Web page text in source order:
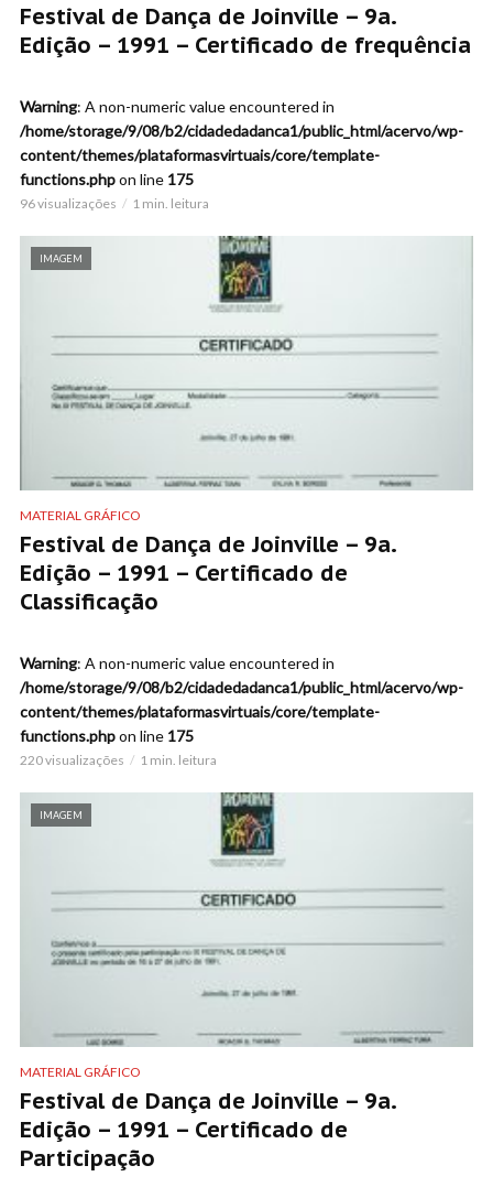
Festival de Dança de Joinville – 9a.
Edição – 1991 – Certificado de frequência
Warning: A non-numeric value encountered in
/home/storage/9/08/b2/cidadedadanca1/public_html/acervo/wp-
content/themes/plataformasvirtuais/core/template-
functions.phpon line 175
96 visualizações 1 min. leitura
IMAGEM
MATERIAL GRÁFICO
Festival de Dança de Joinville – 9a.
Edição – 1991 – Certificado de
Classificação
Warning: A non-numeric value encountered in
/home/storage/9/08/b2/cidadedadanca1/public_html/acervo/wp-
content/themes/plataformasvirtuais/core/template-
functions.phpon line 175
220 visualizações 1 min. leitura
IMAGEM
MATERIAL GRÁFICO
Festival de Dança de Joinville – 9a.
Edição – 1991 – Certificado de
Participação